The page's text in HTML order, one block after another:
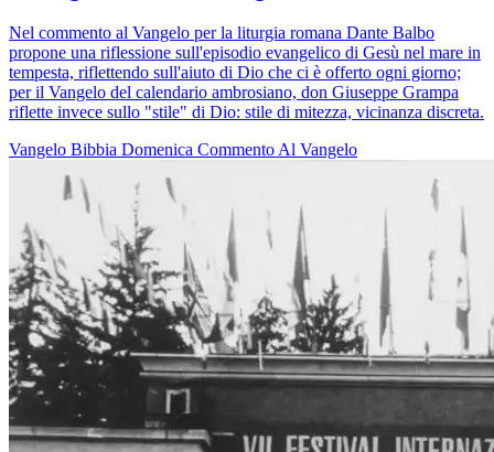
Nel commento al Vangelo per la liturgia romana Dante Balbo
propone una riflessione sull'episodio evangelico di Gesù nel mare in
tempesta, riflettendo sull'aiuto di Dio che ci è offerto ogni giorno;
per il Vangelo del calendario ambrosiano, don Giuseppe Grampa
riflette invece sullo "stile" di Dio: stile di mitezza, vicinanza discreta.
Vangelo Bibbia Domenica Commento Al Vangelo